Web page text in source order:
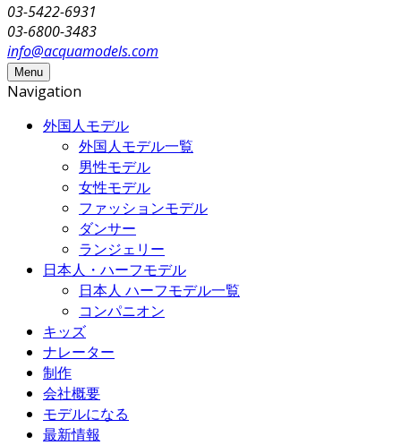
03-5422-6931
03-6800-3483
info@acquamodels.com
Menu
Navigation
外国人モデル
外国人モデル一覧
男性モデル
女性モデル
ファッションモデル
ダンサー
ランジェリー
日本人・ハーフモデル
日本人 ハーフモデル一覧
コンパニオン
キッズ
ナレーター
制作
会社概要
モデルになる
最新情報